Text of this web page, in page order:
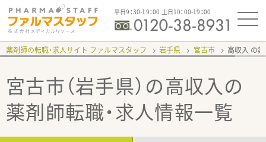
平日9：30-19：00 土日10：00-19：00
薬剤師の転職・求人サイト ファルマスタッフ 岩手県 宮古市 高収入
宮古市（岩手県）の高収入の
薬剤師転職・求人情報一覧